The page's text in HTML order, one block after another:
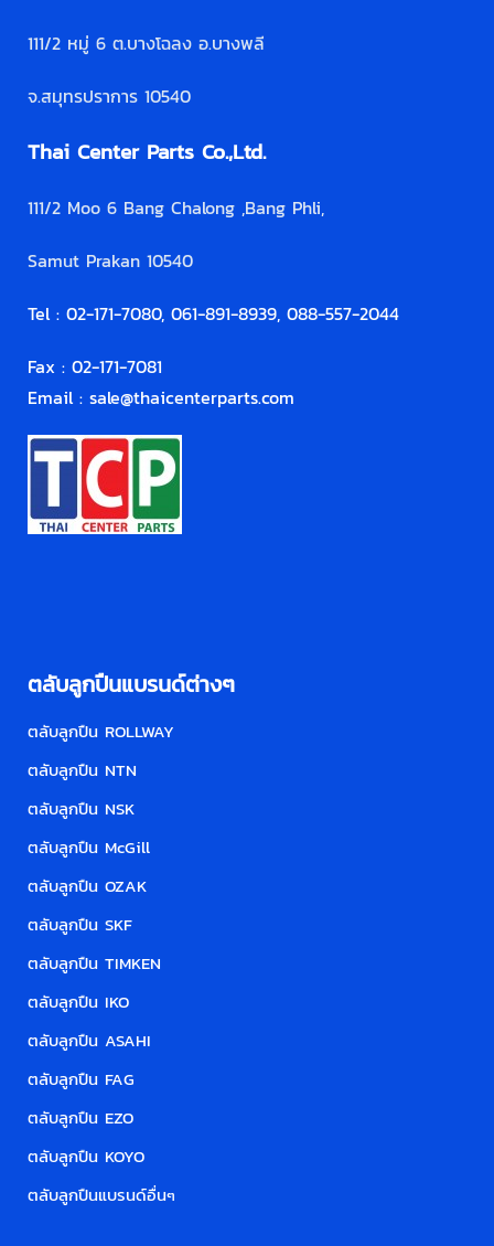
111/2 หมู่ 6 ต.บางโฉลง อ.บางพลี
จ.สมุทรปราการ 10540
Thai Center Parts Co.,Ltd.
111/2 Moo 6 Bang Chalong ,Bang Phli,
Samut Prakan 10540
Tel : 02-171-7080, 061-891-8939, 088-557-2044
Fax : 02-171-7081
Email : sale@thaicenterparts.com
ตลับลูกปืนแบรนด์ต่างๆ
ตลับลูกปืน ROLLWAY
ตลับลูกปืน NTN
ตลับลูกปืน NSK
ตลับลูกปืน McGill
ตลับลูกปืน OZAK
ตลับลูกปืน SKF
ตลับลูกปืน TIMKEN
ตลับลูกปืน IKO
ตลับลูกปืน ASAHI
ตลับลูกปืน FAG
ตลับลูกปืน EZO
ตลับลูกปืน KOYO
ตลับลูกปืนแบรนด์อื่นๆ